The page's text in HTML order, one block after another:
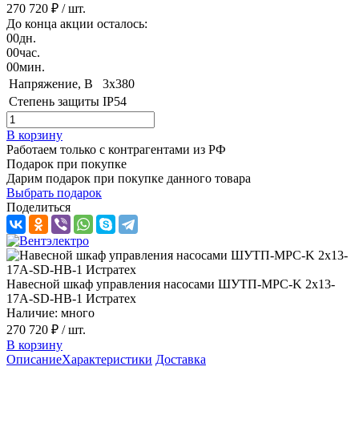
270 720 ₽ / шт.
До конца акции осталось:
00дн.
00час.
00мин.
Напряжение, B
3х380
Степень защиты IP54
В корзину
Работаем только с контрагентами из РФ
Подарок при покупке
Дарим подарок при покупке данного товара
Выбрать подарок
Поделиться
Навесной шкаф управления насосами ШУТП-MPC-K 2x13-
17A-SD-НВ-1 Истратех
Наличие: много
270 720 ₽ / шт.
В корзину
ОписаниеХарактеристики Доставка